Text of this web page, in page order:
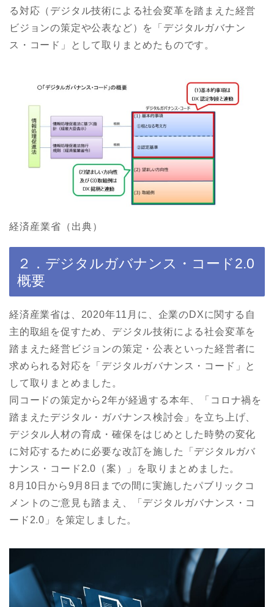
る対応（デジタル技術による社会変革を踏まえた経営
ビジョンの策定や公表など）を「デジタルガバナン
ス・コード」として取りまとめたものです。
経済産業省（出典）
２．デジタルガバナンス・コード2.0
概要
経済産業省は、2020年11月に、企業のDXに関する自
主的取組を促すため、デジタル技術による社会変革を
踏まえた経営ビジョンの策定・公表といった経営者に
求められる対応を「デジタルガバナンス・コード」と
して取りまとめました。
同コードの策定から2年が経過する本年、「コロナ禍を
踏まえたデジタル・ガバナンス検討会」を立ち上げ、
デジタル人材の育成・確保をはじめとした時勢の変化
に対応するために必要な改訂を施した「デジタルガバ
ナンス・コード2.0（案）」を取りまとめました。
8月10日から9月8日までの間に実施したパブリックコ
メントのご意見も踏まえ、「デジタルガバナンス・コ
ード2.0」を策定しました。